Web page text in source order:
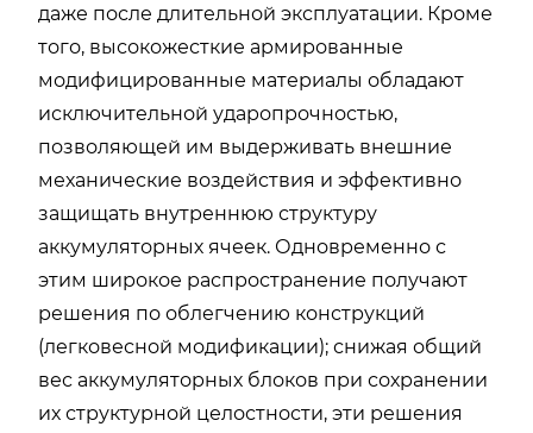
даже после длительной эксплуатации. Кроме
того, высокожесткие армированные
модифицированные материалы обладают
исключительной ударопрочностью,
позволяющей им выдерживать внешние
механические воздействия и эффективно
защищать внутреннюю структуру
аккумуляторных ячеек. Одновременно с
этим широкое распространение получают
решения по облегчению конструкций
(легковесной модификации); снижая общий
вес аккумуляторных блоков при сохранении
их структурной целостности, эти решения